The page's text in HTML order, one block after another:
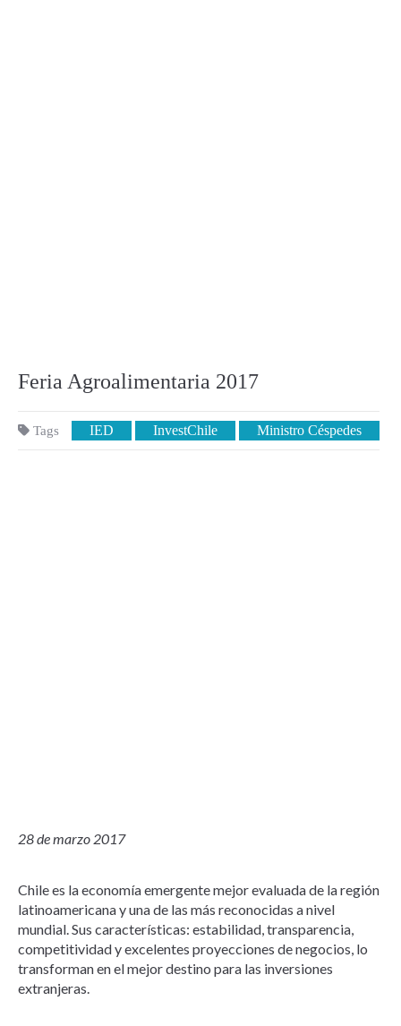
Feria Agroalimentaria 2017
Tags IED InvestChile Ministro Céspedes
28 de marzo 2017
Chile es la economía emergente mejor evaluada de la región
latinoamericana y una de las más reconocidas a nivel
mundial. Sus características: estabilidad, transparencia,
competitividad y excelentes proyecciones de negocios, lo
transforman en el mejor destino para las inversiones
extranjeras.